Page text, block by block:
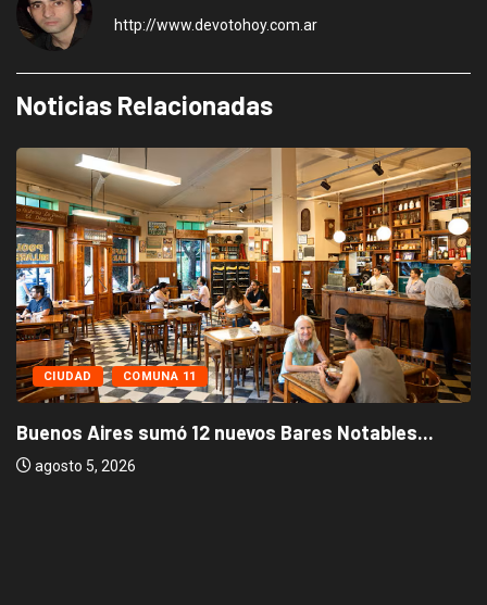
http://www.devotohoy.com.ar
Noticias Relacionadas
CIUDAD COMUNA 11
Buenos Aires sumó 12 nuevos Bares Notables...
agosto 5, 2026